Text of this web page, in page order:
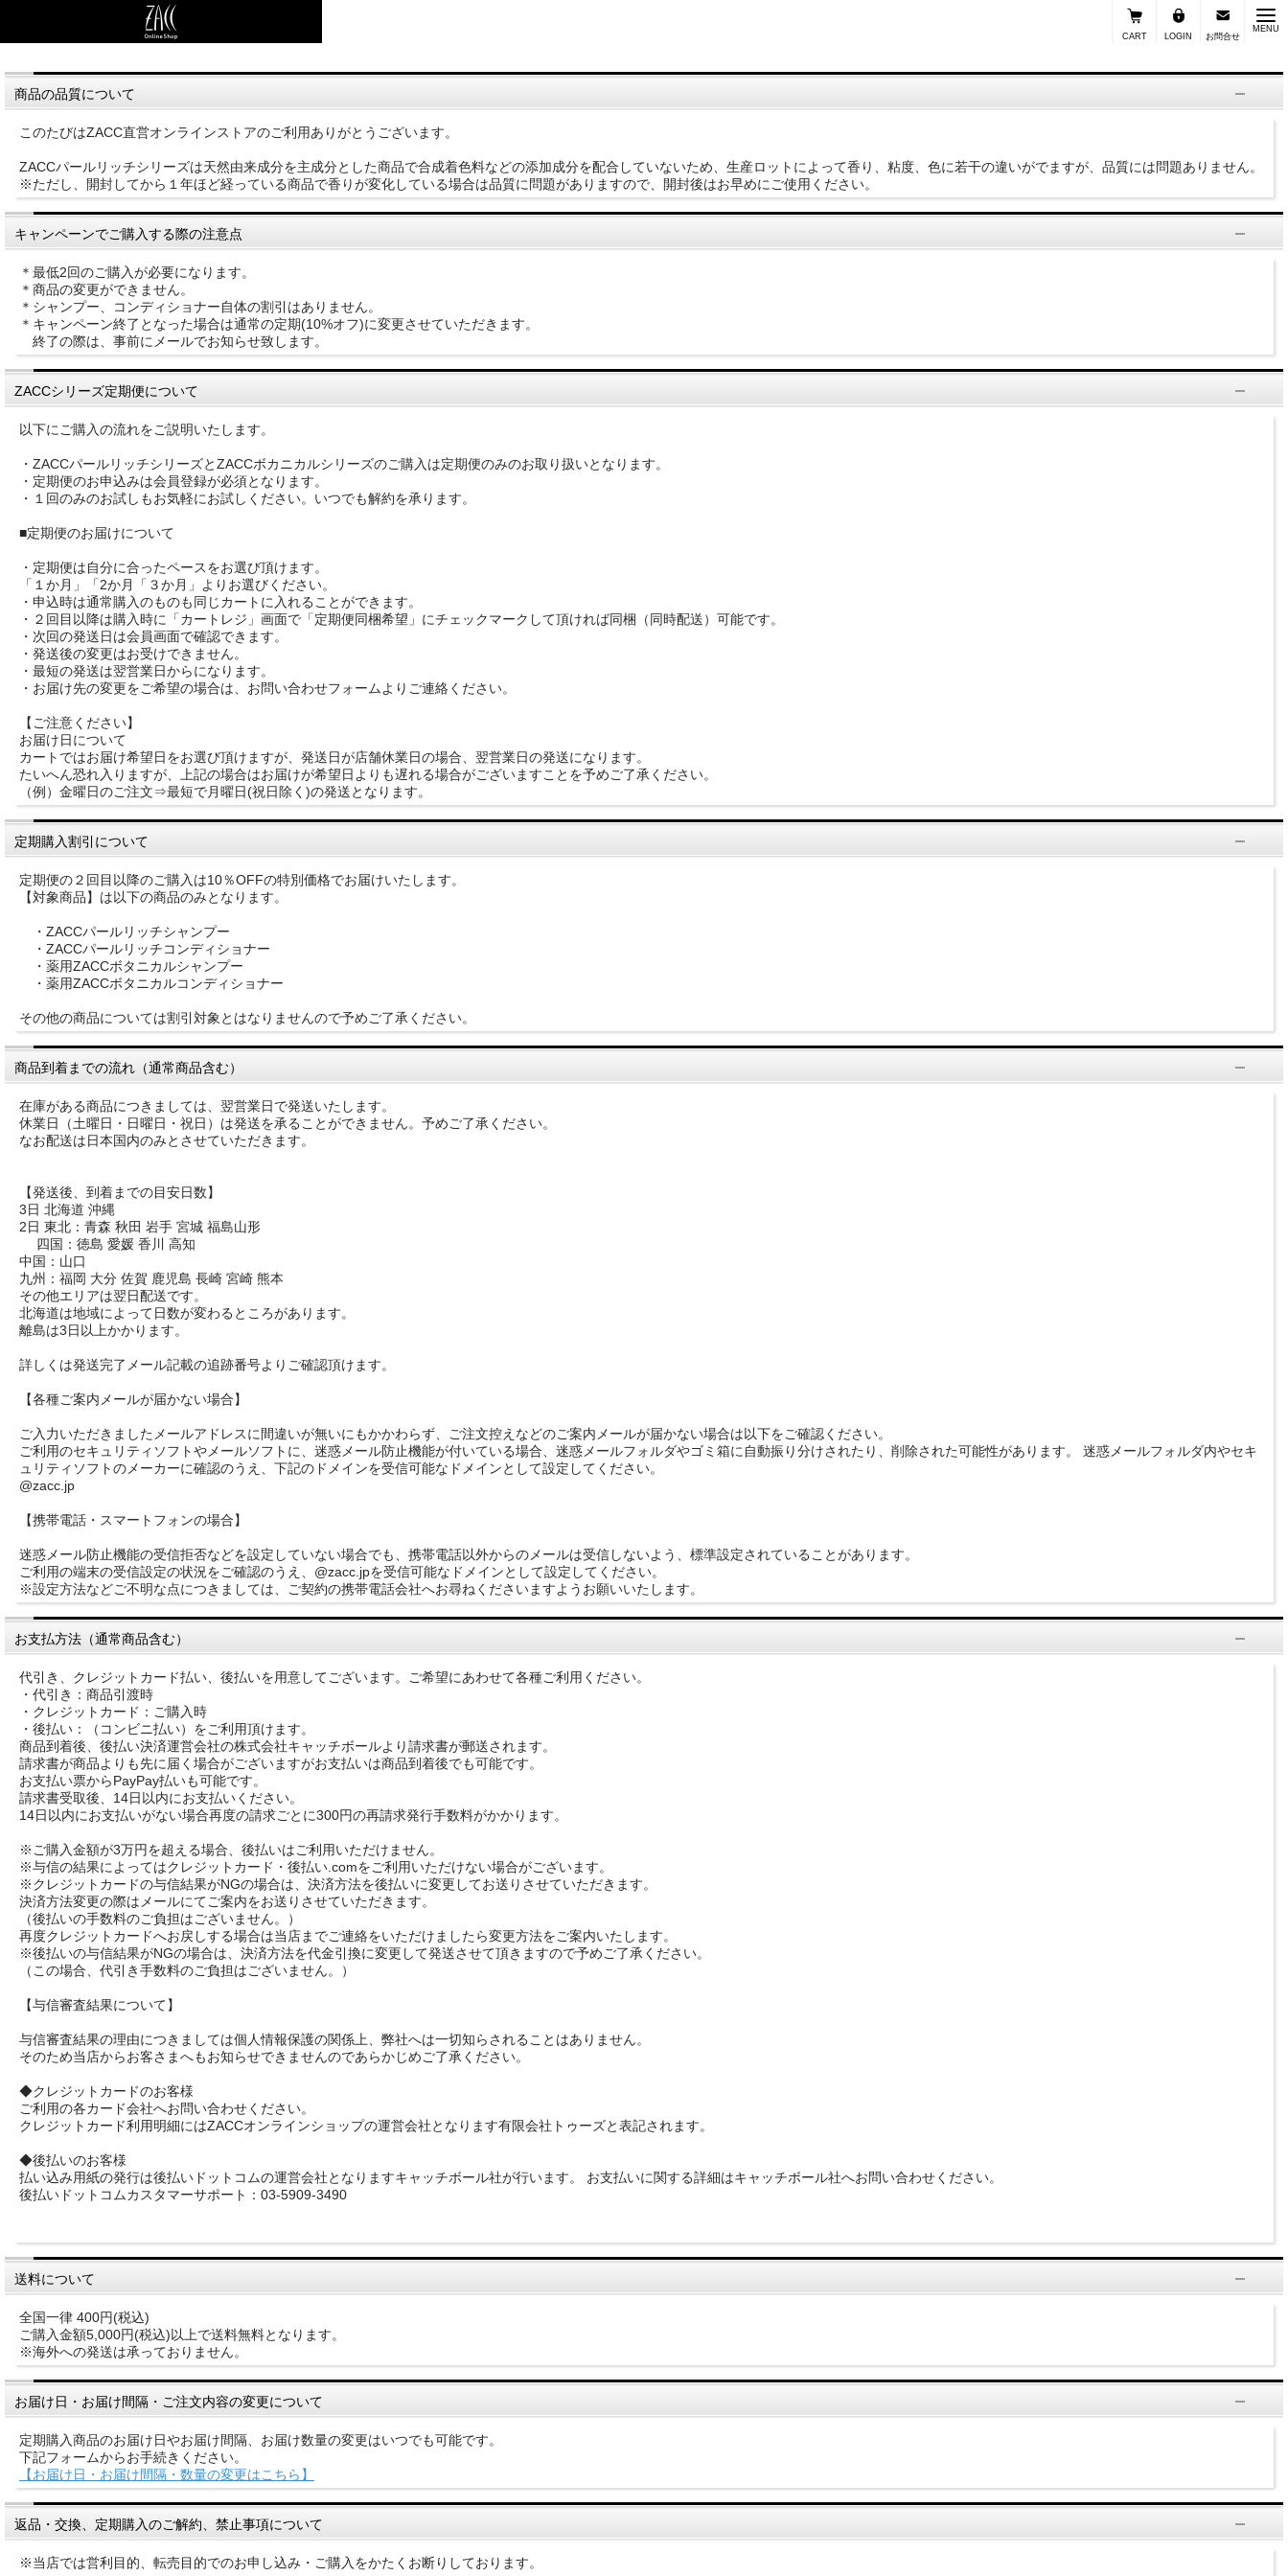
CART LOGIN お問合せ
MENU
商品の品質について
このたびはZACC直営オンラインストアのご利用ありがとうございます。
ZACCパールリッチシリーズは天然由来成分を主成分とした商品で合成着色料などの添加成分を配合していないため、生産ロットによって香り、粘度、色に若干の違いがでますが、品質には問題ありません。
※ただし、開封してから１年ほど経っている商品で香りが変化している場合は品質に問題がありますので、開封後はお早めにご使用ください。
キャンペーンでご購入する際の注意点
＊最低2回のご購入が必要になります。
＊商品の変更ができません。
＊シャンプー、コンディショナー自体の割引はありません。
＊キャンペーン終了となった場合は通常の定期(10%オフ)に変更させていただきます。
終了の際は、事前にメールでお知らせ致します。
ZACCシリーズ定期便について
以下にご購入の流れをご説明いたします。
・ZACCパールリッチシリーズとZACCボカニカルシリーズのご購入は定期便のみのお取り扱いとなります。
・定期便のお申込みは会員登録が必須となります。
・１回のみのお試しもお気軽にお試しください。いつでも解約を承ります。
■定期便のお届けについて
・定期便は自分に合ったペースをお選び頂けます。
「１か月」「2か月「３か月」よりお選びください。
・申込時は通常購入のものも同じカートに入れることができます。
・２回目以降は購入時に「カートレジ」画面で「定期便同梱希望」にチェックマークして頂ければ同梱（同時配送）可能です。
・次回の発送日は会員画面で確認できます。
・発送後の変更はお受けできません。
・最短の発送は翌営業日からになります。
・お届け先の変更をご希望の場合は、お問い合わせフォームよりご連絡ください。
【ご注意ください】
お届け日について
カートではお届け希望日をお選び頂けますが、発送日が店舗休業日の場合、翌営業日の発送になります。
たいへん恐れ入りますが、上記の場合はお届けが希望日よりも遅れる場合がございますことを予めご了承ください。
（例）金曜日のご注文⇒最短で月曜日(祝日除く)の発送となります。
定期購入割引について
定期便の２回目以降のご購入は10％OFFの特別価格でお届けいたします。
【対象商品】は以下の商品のみとなります。
・ZACCパールリッチシャンプー
・ZACCパールリッチコンディショナー
・薬用ZACCボタニカルシャンプー
・薬用ZACCボタニカルコンディショナー
その他の商品については割引対象とはなりませんので予めご了承ください。
商品到着までの流れ（通常商品含む）
在庫がある商品につきましては、翌営業日で発送いたします。
休業日（土曜日・日曜日・祝日）は発送を承ることができません。予めご了承ください。
なお配送は日本国内のみとさせていただきます。
【発送後、到着までの目安日数】
3日 北海道 沖縄
2日 東北：青森 秋田 岩手 宮城 福島山形
四国：徳島 愛媛 香川 高知
中国：山口
九州：福岡 大分 佐賀 鹿児島 長崎 宮崎 熊本
その他エリアは翌日配送です。
北海道は地域によって日数が変わるところがあります。
離島は3日以上かかります。
詳しくは発送完了メール記載の追跡番号よりご確認頂けます。
【各種ご案内メールが届かない場合】
ご入力いただきましたメールアドレスに間違いが無いにもかかわらず、ご注文控えなどのご案内メールが届かない場合は以下をご確認ください。
ご利用のセキュリティソフトやメールソフトに、迷惑メール防止機能が付いている場合、迷惑メールフォルダやゴミ箱に自動振り分けされたり、削除された可能性があります。 迷惑メールフォルダ内やセキ
ュリティソフトのメーカーに確認のうえ、下記のドメインを受信可能なドメインとして設定してください。
@zacc.jp
【携帯電話・スマートフォンの場合】
迷惑メール防止機能の受信拒否などを設定していない場合でも、携帯電話以外からのメールは受信しないよう、標準設定されていることがあります。
ご利用の端末の受信設定の状況をご確認のうえ、@zacc.jpを受信可能なドメインとして設定してください。
※設定方法などご不明な点につきましては、ご契約の携帯電話会社へお尋ねくださいますようお願いいたします。
お支払方法（通常商品含む）
代引き、クレジットカード払い、後払いを用意してございます。ご希望にあわせて各種ご利用ください。
・代引き：商品引渡時
・クレジットカード：ご購入時
・後払い：（コンビニ払い）をご利用頂けます。
商品到着後、後払い決済運営会社の株式会社キャッチボールより請求書が郵送されます。
請求書が商品よりも先に届く場合がございますがお支払いは商品到着後でも可能です。
お支払い票からPayPay払いも可能です。
請求書受取後、14日以内にお支払いください。
14日以内にお支払いがない場合再度の請求ごとに300円の再請求発行手数料がかかります。
※ご購入金額が3万円を超える場合、後払いはご利用いただけません。
※与信の結果によってはクレジットカード・後払い.comをご利用いただけない場合がございます。
※クレジットカードの与信結果がNGの場合は、決済方法を後払いに変更してお送りさせていただきます。
決済方法変更の際はメールにてご案内をお送りさせていただきます。
（後払いの手数料のご負担はございません。）
再度クレジットカードへお戻しする場合は当店までご連絡をいただけましたら変更方法をご案内いたします。
※後払いの与信結果がNGの場合は、決済方法を代金引換に変更して発送させて頂きますので予めご了承ください。
（この場合、代引き手数料のご負担はございません。）
【与信審査結果について】
与信審査結果の理由につきましては個人情報保護の関係上、弊社へは一切知らされることはありません。
そのため当店からお客さまへもお知らせできませんのであらかじめご了承ください。
◆クレジットカードのお客様
ご利用の各カード会社へお問い合わせください。
クレジットカード利用明細にはZACCオンラインショップの運営会社となります有限会社トゥーズと表記されます。
◆後払いのお客様
払い込み用紙の発行は後払いドットコムの運営会社となりますキャッチボール社が行います。 お支払いに関する詳細はキャッチボール社へお問い合わせください。
後払いドットコムカスタマーサポート：03-5909-3490
送料について
全国一律 400円(税込)
ご購入金額5,000円(税込)以上で送料無料となります。
※海外への発送は承っておりません。
お届け日・お届け間隔・ご注文内容の変更について
定期購入商品のお届け日やお届け間隔、お届け数量の変更はいつでも可能です。
下記フォームからお手続きください。
【お届け日・お届け間隔・数量の変更はこちら】
返品・交換、定期購入のご解約、禁止事項について
※当店では営利目的、転売目的でのお申し込み・ご購入をかたくお断りしております。